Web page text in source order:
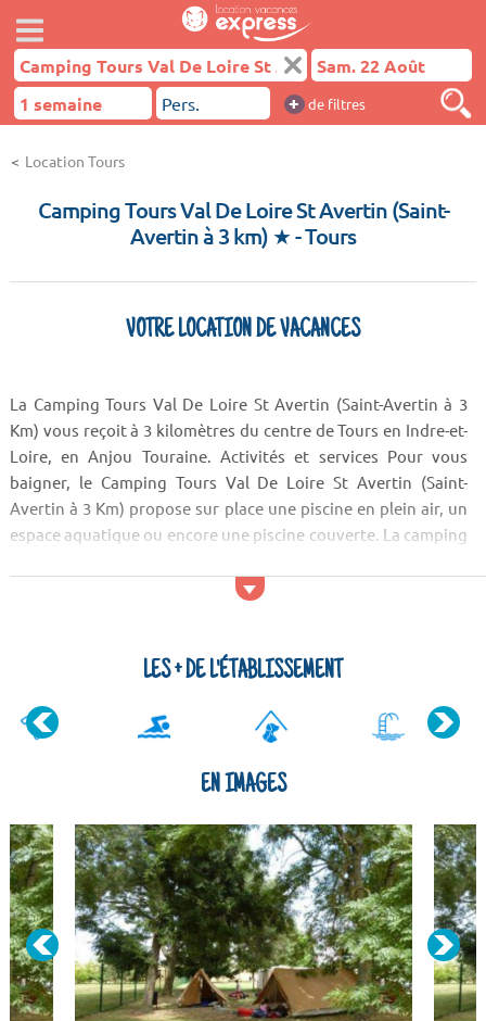
+ de filtres
Location Tours
Camping Tours Val De Loire St Avertin (Saint-
Avertin à 3 km) ★- Tours
VOTRE LOCATION DE VACANCES
La Camping Tours Val De Loire St Avertin (Saint-Avertin à 3
Km) vous reçoit à 3 kilomètres du centre de Tours en Indre-et-
Loire, en Anjou Touraine. Activités et services Pour vous
baigner, le Camping Tours Val De Loire St Avertin (Saint-
Avertin à 3 Km) propose sur place une piscine en plein air, un
espace aquatique ou encore une piscine couverte. La camping
LES + DE L'ÉTABLISSEMENT
EN IMAGES